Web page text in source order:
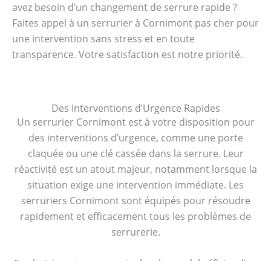
avez besoin d’un changement de serrure rapide ?
Faites appel à un serrurier à Cornimont pas cher pour
une intervention sans stress et en toute
transparence. Votre satisfaction est notre priorité.
Des Interventions d’Urgence Rapides
Un serrurier Cornimont est à votre disposition pour
des interventions d’urgence, comme une porte
claquée ou une clé cassée dans la serrure. Leur
réactivité est un atout majeur, notamment lorsque la
situation exige une intervention immédiate. Les
serruriers Cornimont sont équipés pour résoudre
rapidement et efficacement tous les problèmes de
serrurerie.